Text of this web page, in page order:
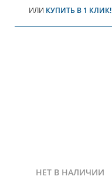
ИЛИ КУПИТЬ В 1 КЛИК!
НЕТ В НАЛИЧИИ